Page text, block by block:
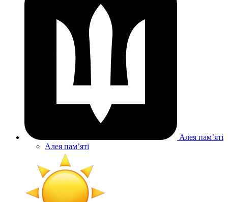
Алея памʼяті
Алея памʼяті